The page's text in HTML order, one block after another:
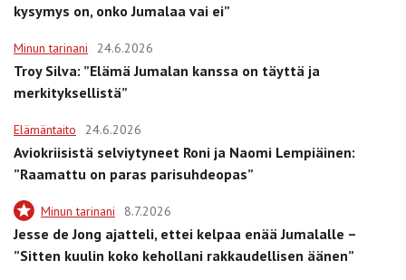
kysymys on, onko Jumalaa vai ei”
Minun tarinani 24.6.2026
Troy Silva: ”Elämä Jumalan kanssa on täyttä ja
merkityksellistä”
Elämäntaito 24.6.2026
Aviokriisistä selviytyneet Roni ja Naomi Lempiäinen:
”Raamattu on paras parisuhdeopas”
Minun tarinani 8.7.2026
Jesse de Jong ajatteli, ettei kelpaa enää Jumalalle –
”Sitten kuulin koko kehollani rakkaudellisen äänen”